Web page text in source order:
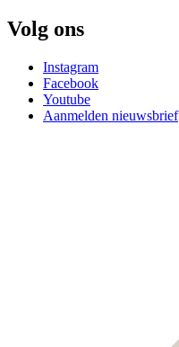
Volg ons
Instagram
Facebook
Youtube
Aanmelden nieuwsbrief